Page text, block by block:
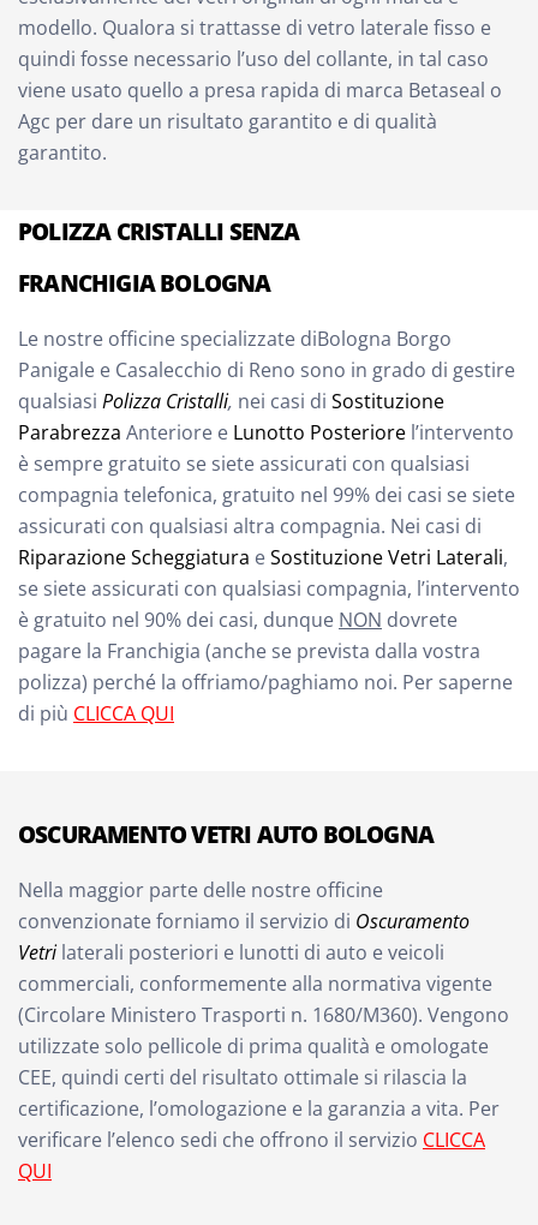
modello. Qualora si trattasse di vetro laterale fisso e
quindi fosse necessario l’uso del collante, in tal caso
viene usato quello a presa rapida di marca Betaseal o
Agc per dare un risultato garantito e di qualità
garantito.
POLIZZA CRISTALLI SENZA
FRANCHIGIA BOLOGNA
Le nostre officine specializzate diBologna Borgo
Panigale e Casalecchio di Reno sono in grado di gestire
qualsiasi Polizza Cristalli, nei casi di Sostituzione
Parabrezza Anteriore e Lunotto Posteriore l’intervento
è sempre gratuito se siete assicurati con qualsiasi
compagnia telefonica, gratuito nel 99% dei casi se siete
assicurati con qualsiasi altra compagnia. Nei casi di
Riparazione Scheggiatura eSostituzione Vetri Laterali,
se siete assicurati con qualsiasi compagnia, l’intervento
è gratuito nel 90% dei casi, dunque NON dovrete
pagare la Franchigia (anche se prevista dalla vostra
polizza) perché la offriamo/paghiamo noi. Per saperne
di più CLICCA QUI
OSCURAMENTO VETRI AUTO BOLOGNA
Nella maggior parte delle nostre officine
convenzionate forniamo il servizio di Oscuramento
Vetri laterali posteriori e lunotti di auto e veicoli
commerciali, conformemente alla normativa vigente
(Circolare Ministero Trasporti n. 1680/M360). Vengono
utilizzate solo pellicole di prima qualità e omologate
CEE, quindi certi del risultato ottimale si rilascia la
certificazione, l’omologazione e la garanzia a vita. Per
verificare l’elenco sedi che offrono il servizio CLICCA
QUI